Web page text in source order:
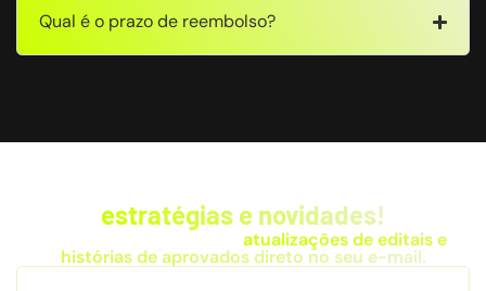
Qual é o prazo de reembolso?
estratégias e novidades!
atualizações de editais e
histórias de aprovados direto no seu e-mail.